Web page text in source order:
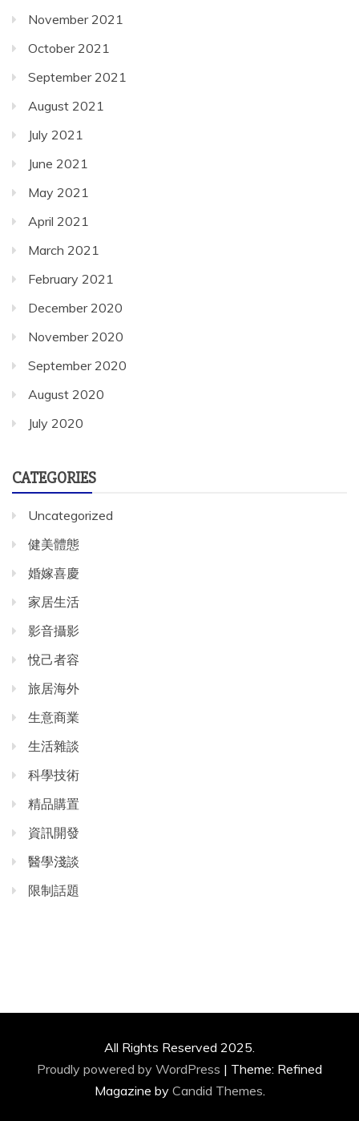
November 2021
October 2021
September 2021
August 2021
July 2021
June 2021
May 2021
April 2021
March 2021
February 2021
December 2020
November 2020
September 2020
August 2020
July 2020
CATEGORIES
Uncategorized
健美體態
婚嫁喜慶
家居生活
影音攝影
悅己者容
旅居海外
生意商業
生活雜談
科學技術
精品購置
資訊開發
醫學淺談
限制話題
All Rights Reserved 2025.
Proudly powered by WordPress | Theme: Refined
Magazine by Candid Themes.